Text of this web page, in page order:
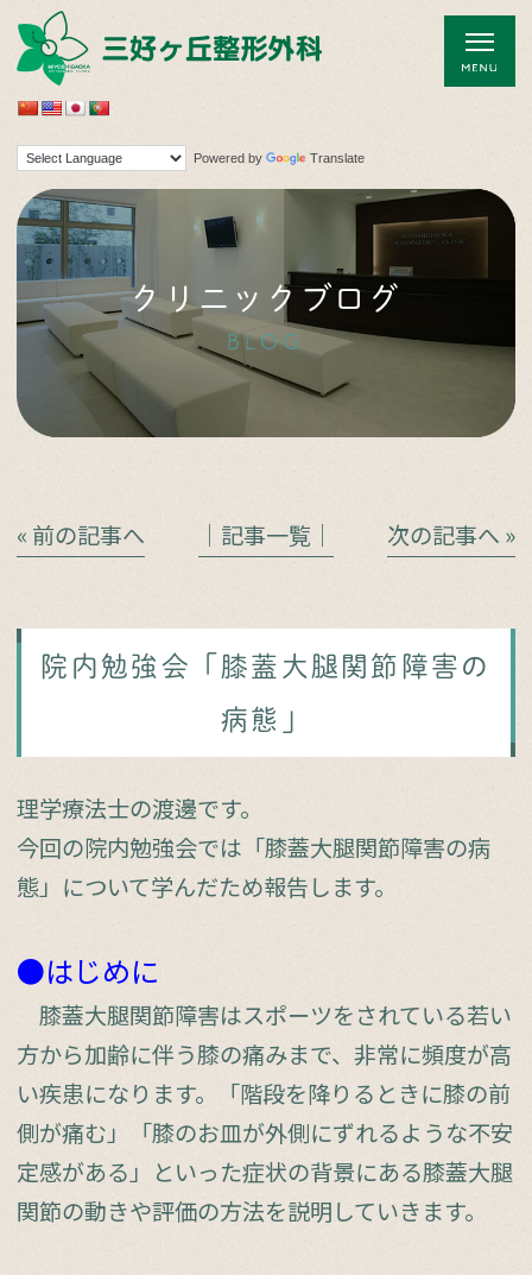
Powered by Translate
クリニックブログ
BLOG
« 前の記事へ │記事一覧│ 次の記事へ »
院内勉強会「膝蓋大腿関節障害の
病態」
理学療法士の渡邊です。
今回の院内勉強会では「膝蓋大腿関節障害の病
態」について学んだため報告します。
●はじめに
膝蓋大腿関節障害はスポーツをされている若い
方から加齢に伴う膝の痛みまで、非常に頻度が高
い疾患になります。「階段を降りるときに膝の前
側が痛む」「膝のお皿が外側にずれるような不安
定感がある」といった症状の背景にある膝蓋大腿
関節の動きや評価の方法を説明していきます。